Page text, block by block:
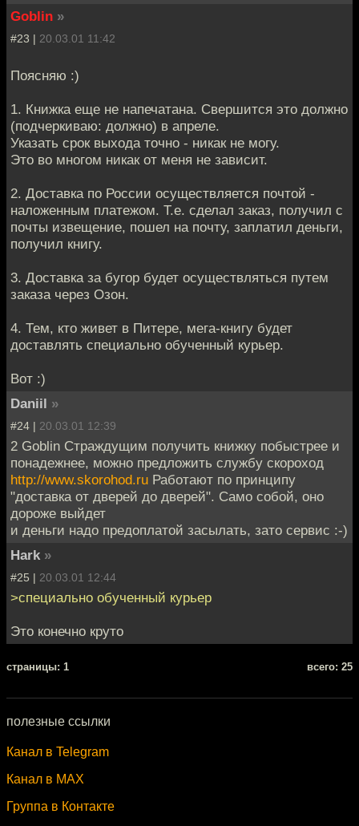
Goblin »
#23 | 20.03.01 11:42
Поясняю :)
1. Книжка еще не напечатана. Свершится это должно
(подчеркиваю: должно) в апреле.
Указать срок выхода точно - никак не могу.
Это во многом никак от меня не зависит.
2. Доставка по России осуществляется почтой -
наложенным платежом. Т.е. сделал заказ, получил с
почты извещение, пошел на почту, заплатил деньги,
получил книгу.
3. Доставка за бугор будет осуществляться путем
заказа через Озон.
4. Тем, кто живет в Питере, мега-книгу будет
доставлять специально обученный курьер.
Вот :)
Daniil »
#24 | 20.03.01 12:39
2 Goblin Страждущим получить книжку побыстрее и
понадежнее, можно предложить службу скороход
http://www.skorohod.ru Работают по принципу
"доставка от дверей до дверей". Само собой, оно
дороже выйдет
и деньги надо предоплатой засылать, зато сервис :-)
Hark »
#25 | 20.03.01 12:44
>специально обученный курьер
Это конечно круто
cтраницы: 1 всего: 25
полезные ссылки
Канал в Telegram
Канал в MAX
Группа в Контакте